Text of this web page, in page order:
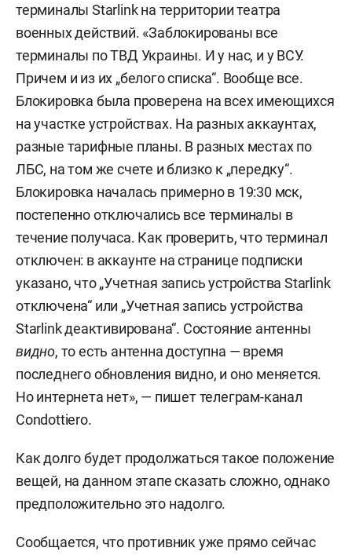
терминалы Starlink на территории театра
военных действий. «Заблокированы все
терминалы по ТВД Украины. И у нас, и у ВСУ.
Причем и из их „белого списка“. Вообще все.
Блокировка была проверена на всех имеющихся
на участке устройствах. На разных аккаунтах,
разные тарифные планы. В разных местах по
ЛБС, на том же счете и близко к „передку“.
Блокировка началась примерно в 19:30 мск,
постепенно отключались все терминалы в
течение получаса. Как проверить, что терминал
отключен: в аккаунте на странице подписки
указано, что „Учетная запись устройства Starlink
отключена“ или „Учетная запись устройства
Starlink деактивирована“. Состояние антенны
видно, то есть антенна доступна — время
последнего обновления видно, и оно меняется.
Но интернета нет», — пишет телеграм-канал
Condottiero.
Как долго будет продолжаться такое положение
вещей, на данном этапе сказать сложно, однако
предположительно это надолго.
Сообщается, что противник уже прямо сейчас